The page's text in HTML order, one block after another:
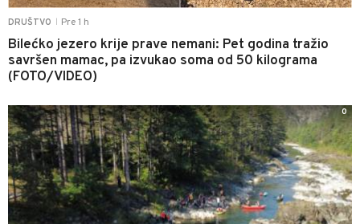
DRUŠTVO Pre 1 h
Bilećko jezero krije prave nemani: Pet godina tražio
savršen mamac, pa izvukao soma od 50 kilograma
(FOTO/VIDEO)
0